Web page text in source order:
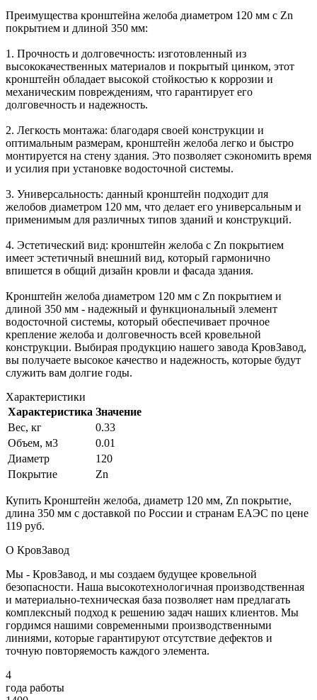
Преимущества кронштейна желоба диаметром 120 мм с Zn
покрытием и длиной 350 мм:
1. Прочность и долговечность: изготовленный из
высококачественных материалов и покрытый цинком, этот
кронштейн обладает высокой стойкостью к коррозии и
механическим повреждениям, что гарантирует его
долговечность и надежность.
2. Легкость монтажа: благодаря своей конструкции и
оптимальным размерам, кронштейн желоба легко и быстро
монтируется на стену здания. Это позволяет сэкономить время
и усилия при установке водосточной системы.
3. Универсальность: данный кронштейн подходит для
желобов диаметром 120 мм, что делает его универсальным и
применимым для различных типов зданий и конструкций.
4. Эстетический вид: кронштейн желоба с Zn покрытием
имеет эстетичный внешний вид, который гармонично
впишется в общий дизайн кровли и фасада здания.
Кронштейн желоба диаметром 120 мм с Zn покрытием и
длиной 350 мм - надежный и функциональный элемент
водосточной системы, который обеспечивает прочное
крепление желоба и долговечность всей кровельной
конструкции. Выбирая продукцию нашего завода КровЗавод,
вы получаете высокое качество и надежность, которые будут
служить вам долгие годы.
Характеристики
Характеристика Значение
Вес, кг
0.33
Объем, м3
0.01
Диаметр
120
Покрытие
Zn
Купить Кронштейн желоба, диаметр 120 мм, Zn покрытие,
длина 350 мм с доставкой по России и странам ЕАЭС по цене
119 руб.
О КровЗавод
Мы - КровЗавод, и мы создаем будущее кровельной
безопасности. Наша высокотехнологичная производственная
и материально-техническая база позволяет нам предлагать
комплексный подход к решению задач наших клиентов. Мы
гордимся нашими современными производственными
линиями, которые гарантируют отсутствие дефектов и
точную повторяемость каждого элемента.
4
года работы